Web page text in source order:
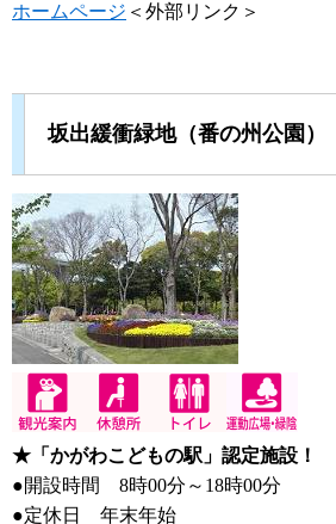
ホームページ ＜外部リンク＞
坂出緩衝緑地（番の州公園）
★「かがわこどもの駅」認定施設！
●開設時間 8時00分～18時00分
●定休日 年末年始